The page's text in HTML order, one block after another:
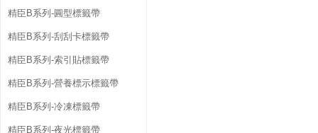
精臣B系列-圓型標籤帶
精臣B系列-刮刮卡標籤帶
精臣B系列-索引貼標籤帶
精臣B系列-營養標示標籤帶
精臣B系列-冷凍標籤帶
精臣B系列-夜光標籤帶